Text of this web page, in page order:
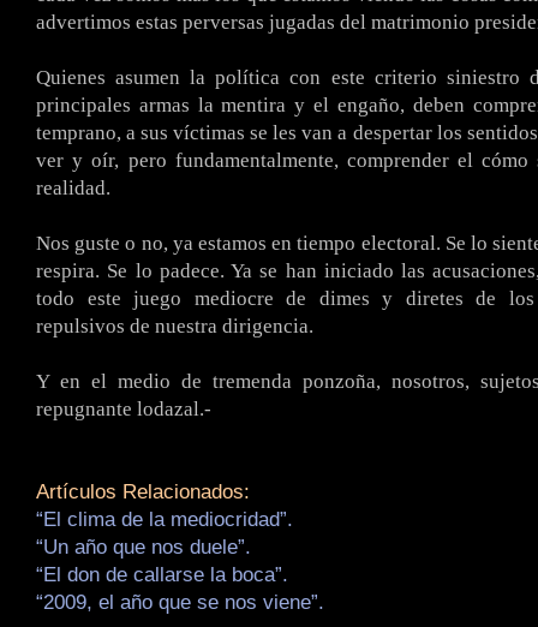
advertimos estas perversas jugadas del matrimonio
Quienes asumen la política con este criterio siniestro
principales armas la mentira y el engaño, deben
temprano, a sus víctimas se les van a despertar los
ver y oír, pero fundamentalmente, comprender el cómo
realidad.
Nos guste o no, ya estamos en tiempo electoral. Se lo
respira. Se lo padece. Ya se han iniciado las
todo este juego mediocre de dimes y diretes de los
repulsivos de nuestra dirigencia.
Y en el medio de tremenda ponzoña, nosotros,
repugnante lodazal.-
Artículos Relacionados:
“El clima de la mediocridad”.
“Un año que nos duele”.
“El don de callarse la boca”.
“2009, el año que se nos viene”.